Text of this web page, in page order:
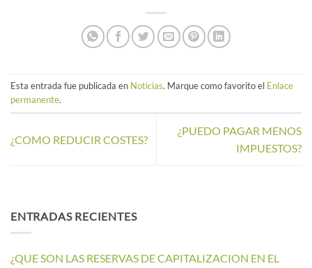
Esta entrada fue publicada en Noticias. Marque como favorito el Enlace
permanente.
¿COMO REDUCIR COSTES?
¿PUEDO PAGAR MENOS
IMPUESTOS?
ENTRADAS RECIENTES
¿QUE SON LAS RESERVAS DE CAPITALIZACION EN EL